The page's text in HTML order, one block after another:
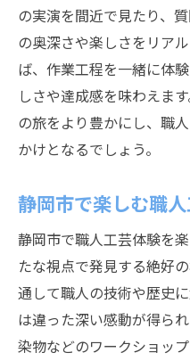
の実演を間近で見たり、
の奥深さや楽しさをリア
ば、作業工程を一緒に体
しさや達成感を味わえま
の旅をより豊かにし、職
かけとなるでしょう。
静岡市で楽しむ職
静岡市で職人工芸体験を
たな視点で発見する絶好
通して職人の技術や歴史
は違った深い感動が得ら
染物などのワークショッ